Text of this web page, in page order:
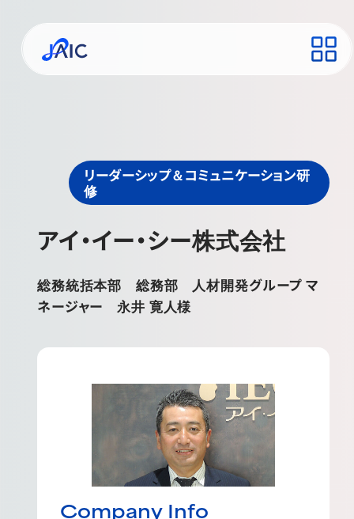
リーダーシップ＆コミュニケーション研
修
アイ・イー・シー株式会社
総務統括本部 総務部 人材開発グループ マ
ネージャー 永井 寛人様
Company Info